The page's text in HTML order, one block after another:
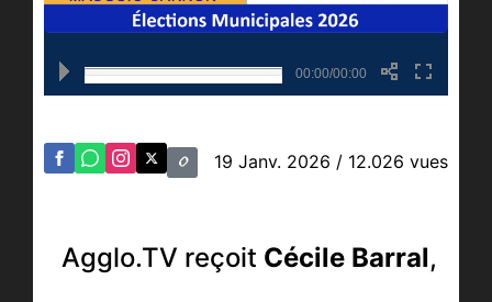
00:00/00:00
19 Janv. 2026 / 12.026 vues
Agglo.TV reçoit Cécile Barral,